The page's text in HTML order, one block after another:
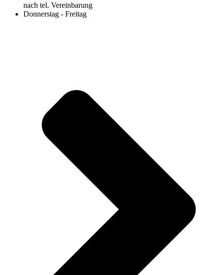
nach tel. Vereinbarung
Donnerstag - Freitag